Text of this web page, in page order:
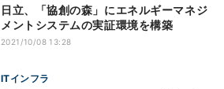
日立、「協創の森」にエネルギーマネジ
メントシステムの実証環境を構築
2021/10/08 13:28
ITインフラ